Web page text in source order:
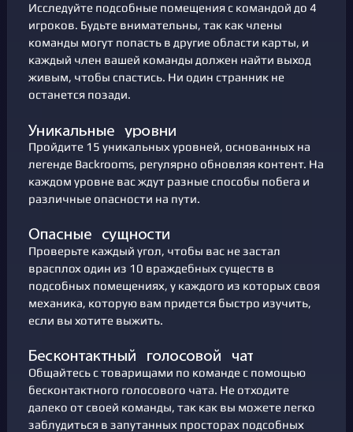
Исследуйте подсобные помещения с командой до 4
игроков. Будьте внимательны, так как члены
команды могут попасть в другие области карты, и
каждый член вашей команды должен найти выход
живым, чтобы спастись. Ни один странник не
останется позади.
Пройдите 15 уникальных уровней, основанных на
легенде Backrooms, регулярно обновляя контент. На
каждом уровне вас ждут разные способы побега и
различные опасности на пути.
Проверьте каждый угол, чтобы вас не застал
врасплох один из 10 враждебных существ в
подсобных помещениях, у каждого из которых своя
механика, которую вам придется быстро изучить,
если вы хотите выжить.
Общайтесь с товарищами по команде с помощью
бесконтактного голосового чата. Не отходите
далеко от своей команды, так как вы можете легко
заблудиться в запутанных просторах подсобных